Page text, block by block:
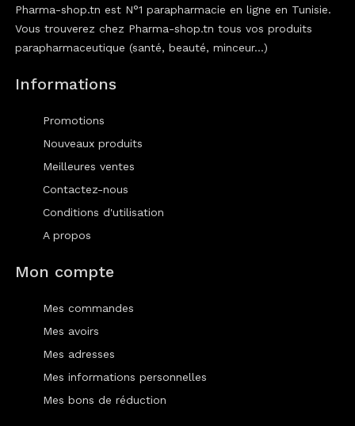
Pharma-shop.tn est N°1 parapharmacie en ligne en Tunisie.
Vous trouverez chez Pharma-shop.tn tous vos produits
parapharmaceutique (santé, beauté, minceur...)
Informations
Promotions
Nouveaux produits
Meilleures ventes
Contactez-nous
Conditions d'utilisation
A propos
Mon compte
Mes commandes
Mes avoirs
Mes adresses
Mes informations personnelles
Mes bons de réduction